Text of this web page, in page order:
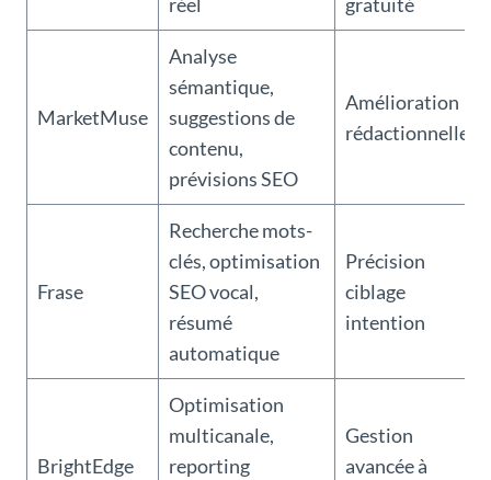
MarketMuse
Analyse
sémantique,
suggestions de
contenu,
prévisions SEO
Amélioration
rédactionnelle
Frase
Recherche mots-
clés, optimisation
SEO vocal,
résumé
automatique
Précision
ciblage
intention
BrightEdge
Optimisation
multicanale,
reporting
Gestion
avancée à